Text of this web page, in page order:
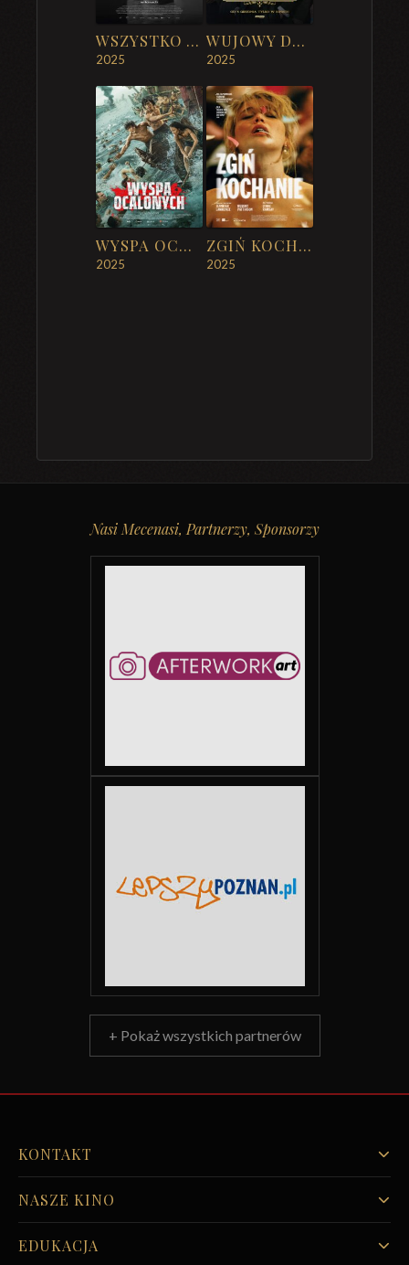
WSZYSTKO W PORZĄDKU
2025
WUJOWY DWÓR
2025
WYSPA OCALONYCH
2025
ZGIŃ KOCHANIE
2025
Nasi Mecenasi, Partnerzy, Sponsorzy
+ Pokaż wszystkich partnerów
KONTAKT
NASZE KINO
EDUKACJA